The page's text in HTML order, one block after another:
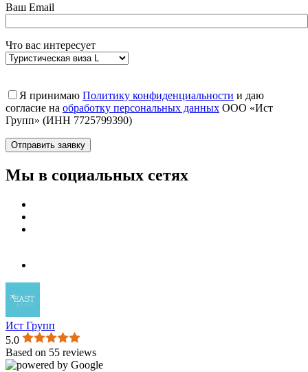
Ваш Email
Что вас интересует
Я принимаю Политику конфиденциальности и даю
согласие на обработку персональных данных ООО «Ист
Групп» (ИНН 7725799390)
Мы в социальных сетях
Ист Групп
5.0
Based on 55 reviews